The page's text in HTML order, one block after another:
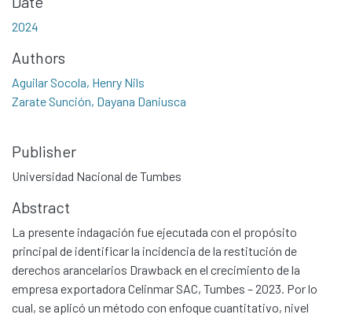
2024
Authors
Aguilar Socola, Henry Nils
Zarate Sunción, Dayana Daniusca
Publisher
Universidad Nacional de Tumbes
Abstract
La presente indagación fue ejecutada con el propósito
principal de identificar la incidencia de la restitución de
derechos arancelarios Drawback en el crecimiento de la
empresa exportadora Celinmar SAC, Tumbes – 2023. Por lo
cual, se aplicó un método con enfoque cuantitativo, nivel